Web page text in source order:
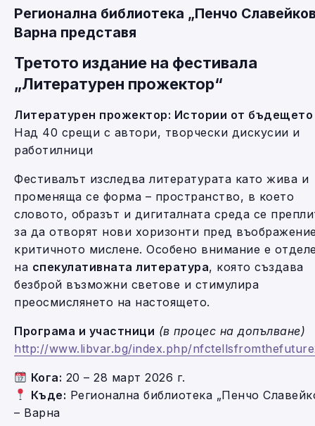
Регионална библиотека „Пенчо
Варна представя
Третото издание на фестивала
„Литературен прожектор“
Литературен прожектор: Истории от бъдещето
Над 40 срещи с автори, творчески дискусии и
работилници
Фестивалът изследва литературата като жива и
променяща се форма – пространство, в което
словото, образът и дигиталната среда се
за да отворят нови хоризонти пред
критичното мислене. Особено внимание е
на спекулативната литература, която създава
безброй възможни светове и стимулира
преосмислянето на настоящето.
Програма и участници (в процес на допълване)
http://www.libvar.bg/index.php/
Кога: 20 – 28 март 2026 г.
Къде: Регионална библиотека „Пенчо
– Варна